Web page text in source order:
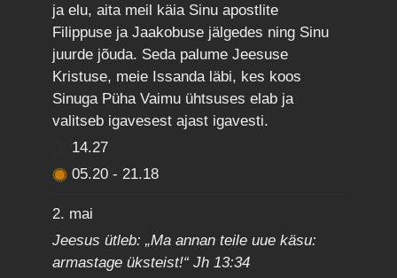
ja elu, aita meil käia Sinu apostlite
Filippuse ja Jaakobuse jälgedes ning Sinu
juurde jõuda. Seda palume Jeesuse
Kristuse, meie Issanda läbi, kes koos
Sinuga Püha Vaimu ühtsuses elab ja
valitseb igavesest ajast igavesti.
14.27
05.20-21.18
2. mai
Jeesus ütleb: „Ma annan teile uue käsu:
armastage üksteist!“ Jh 13:34